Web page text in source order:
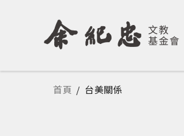
您在這裡
首頁 / 台美關係